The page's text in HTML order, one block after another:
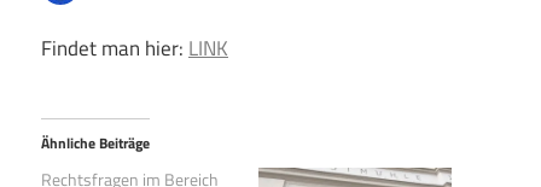
Findet man hier:LINK
Ähnliche Beiträge
Rechtsfragen im Bereich